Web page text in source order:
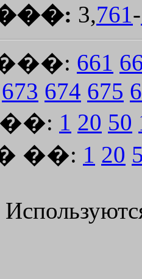
3,761-
661
673 674 675
1 20 50
��: 1 20